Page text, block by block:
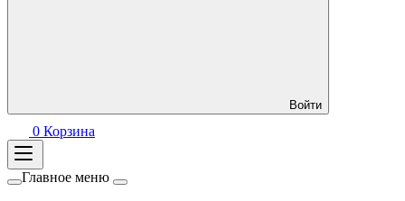
Войти
0 Корзина
Главное меню